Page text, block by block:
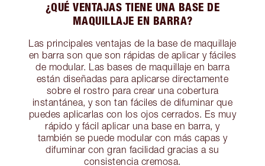
¿QUÉ VENTAJAS TIENE UNA BASE DE
MAQUILLAJE EN BARRA?
Las principales ventajas de la base de maquillaje
en barra son que son rápidas de aplicar y fáciles
de modular. Las bases de maquillaje en barra
están diseñadas para aplicarse directamente
sobre el rostro para crear una cobertura
instantánea, y son tan fáciles de difuminar que
puedes aplicarlas con los ojos cerrados. Es muy
rápido y fácil aplicar una base en barra, y
también se puede modular con más capas y
difuminar con gran facilidad gracias a su
consistencia cremosa.